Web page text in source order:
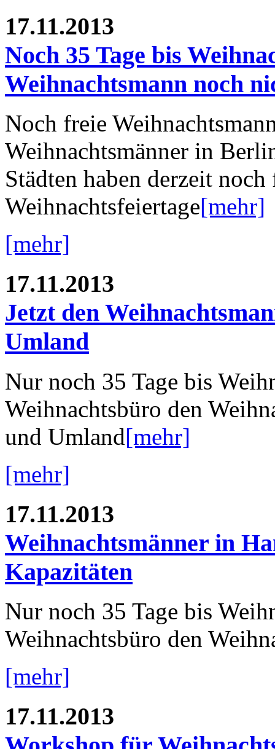
17.11.2013
Noch 35 Tage bis
Weihnachtsmann noch
Noch freie
Weihnachtsmänner in
Städten haben derzeit
Weihnachtsfeiertage[mehr]
[mehr]
17.11.2013
Jetzt den
Umland
Nur noch 35 Tage bis
Weihnachtsbüro den
und Umland[mehr]
[mehr]
17.11.2013
Weihnachtsmänner in
Kapazitäten
Nur noch 35 Tage bis
Weihnachtsbüro den
[mehr]
17.11.2013